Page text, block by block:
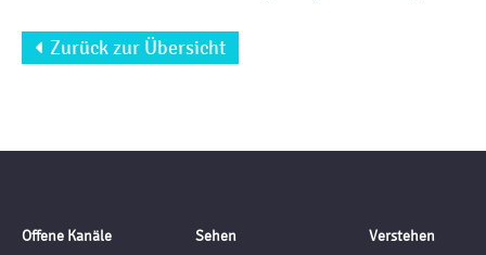
Zurück zur Übersicht
Offene Kanäle
Sehen
Verstehen